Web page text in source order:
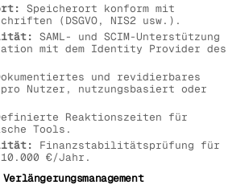
Speicherort konform mit
(DSGVO, NIS2 usw.).
SAML- und SCIM-Unterstützung
mit dem Identity Provider des
und revidierbares
Nutzer, nutzungsbasiert oder
Reaktionszeiten für
Tools.
Finanzstabilitätsprüfung für
€/Jahr.